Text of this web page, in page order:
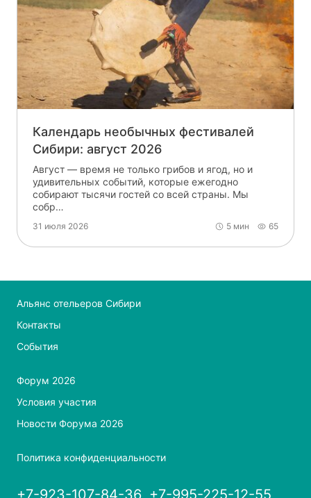
Календарь необычных фестивалей
Сибири: август 2026
Август — время не только грибов и ягод, но и
удивительных событий, которые ежегодно
собирают тысячи гостей со всей страны. Мы
собр…
31 июля 2026 5 мин 65
Альянс отельеров Сибири
Контакты
События
Форум 2026
Условия участия
Новости Форума 2026
Политика конфиденциальности
+7-923-107-84-36, +7-995-225-12-55